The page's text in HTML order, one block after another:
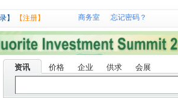
】 【注册】 商务室 忘记密码？
资讯 价格 企业 供求 会展